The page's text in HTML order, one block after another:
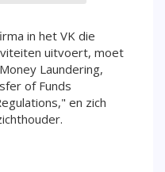
in het VK die
uitvoert, moet
Laundering,
of Funds
en zich